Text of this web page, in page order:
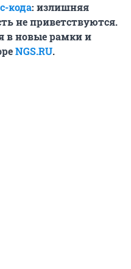
кода: излишняя
не приветствуются.
в новые рамки и
NGS.RU.